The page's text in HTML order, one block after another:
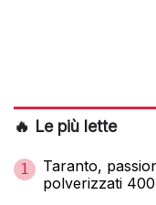
🔥 Le più lette
1
Taranto,
polverizzati